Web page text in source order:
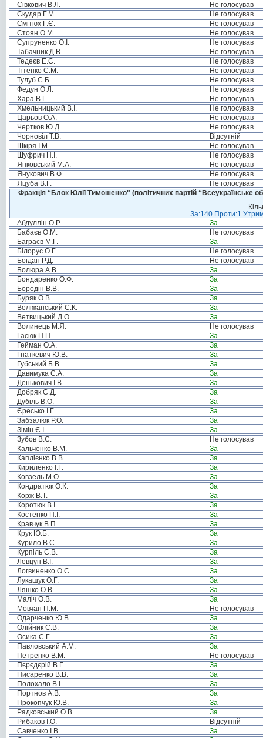
Сівкович В.Л.
Не голосував
Скудар Г.М.
Не голосував
Смітюх Г.Є.
Не голосував
Стоян О.М.
Не голосував
Супруненко О.І.
Не голосував
Табачник Д.В.
Не голосував
Тедеєв Е.С.
Не голосував
Тітенко С.М.
Не голосував
Тулуб С.Б.
Не голосував
Федун О.Л.
Не голосував
Хара В.Г.
Не голосував
Хмельницький В.І.
Не голосував
Царьов О.А.
Не голосував
Чертков Ю.Д.
Не голосував
Чорновіл Т.В.
Відсутній
Шкіря І.М.
Не голосував
Шуфрич Н.І.
Не голосував
Янковський М.А.
Не голосував
Янукович В.Ф.
Не голосував
Яцуба В.Г.
Не голосував
Фракція “Блок Юлії Тимошенко" (політичних партій “Всеукраїнське
За:140 Проти:1
Абдуллін О.Р.
За
Бабаєв О.М.
Не голосував
Баграєв М.Г.
За
Білорус О.Г.
Не голосував
Богдан Р.Д.
Не голосував
Болюра А.В.
За
Бондаренко О.Ф.
За
Бородін В.В.
За
Буряк О.В.
За
Веліжанський С.К.
За
Ветвицький Д.О.
За
Волинець М.Я.
Не голосував
Гасюк П.П.
За
Гейман О.А.
За
Гнаткевич Ю.В.
За
Губський Б.В.
За
Давимука С.А.
За
Денькович І.В.
За
Добряк Є.Д.
За
Дубіль В.О.
За
Єресько І.Г.
За
Забзалюк Р.О.
За
Зімін Є.І.
За
Зубов В.С.
Не голосував
Кальченко В.М.
За
Каплієнко В.В.
За
Кириленко І.Г.
За
Ковзель М.О.
За
Кондратюк О.К.
За
Корж В.Т.
За
Коротюк В.І.
За
Костенко П.І.
За
Кравчук В.П.
За
Крук Ю.Б.
За
Курило В.С.
За
Курпіль С.В.
За
Левцун В.І.
За
Логвиненко О.С.
За
Лукашук О.Г.
За
Ляшко О.В.
За
Маліч О.В.
За
Мовчан П.М.
Не голосував
Одарченко Ю.В.
За
Олійник С.В.
За
Осика С.Г.
За
Павловський А.М.
За
Петренко В.М.
Не голосував
Пєрєдєрій В.Г.
За
Писаренко В.В.
За
Полохало В.І.
За
Портнов А.В.
За
Прокопчук Ю.В.
За
Радковський О.В.
За
Рибаков І.О.
Відсутній
Савченко І.В.
За